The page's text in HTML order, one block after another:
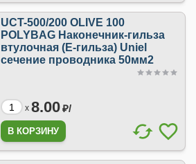
UCT-500/200 OLIVE 100
POLYBAG Наконечник-гильза
втулочная (Е-гильза) Uniel
сечение проводника 50мм2
x 8.00₽/